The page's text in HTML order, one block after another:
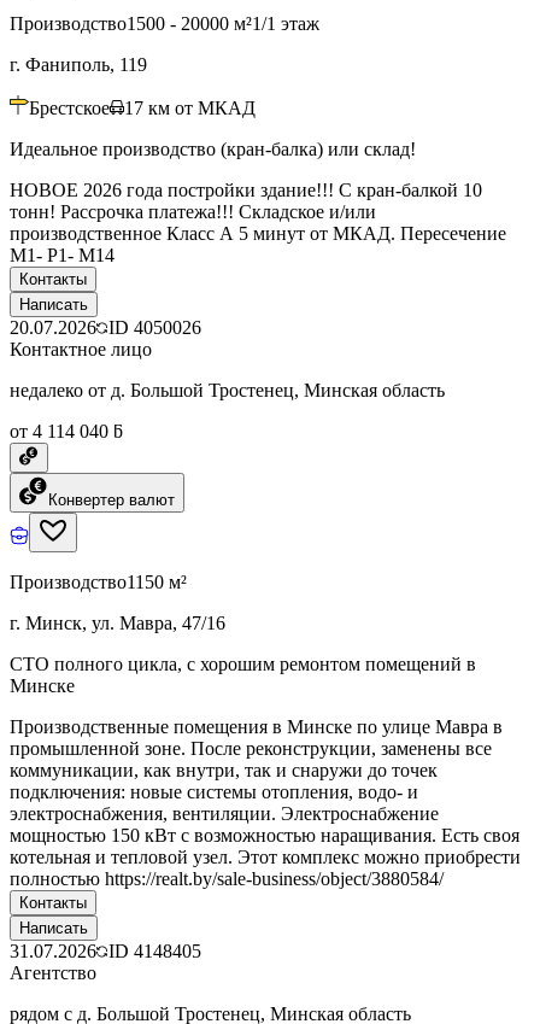
Производство1500 - 20000 м²1/1 этаж
г. Фаниполь, 119
Брестское 17 км от МКАД
Идеальное производство (кран-балка) или склад!
НОВОЕ 2026 года постройки здание!!! С кран-балкой 10
тонн! Рассрочка платежа!!! Складское и/или
производственное Класс А 5 минут от МКАД. Пересечение
М1- Р1- М14
Контакты
Написать
20.07.2026 ID 4050026
Контактное лицо
недалеко от д. Большой Тростенец, Минская область
от 4 114 040 ƃ
Конвертер валют
Производство1150 м²
г. Минск, ул. Мавра, 47/16
СТО полного цикла, с хорошим ремонтом помещений в
Минске
Производственные помещения в Минске по улице Мавра в
промышленной зоне. После реконструкции, заменены все
коммуникации, как внутри, так и снаружи до точек
подключения: новые системы отопления, водо- и
электроснабжения, вентиляции. Электроснабжение
мощностью 150 кВт с возможностью наращивания. Есть своя
котельная и тепловой узел. Этот комплекс можно приобрести
полностью https://realt.by/sale-business/object/3880584/
Контакты
Написать
31.07.2026 ID 4148405
Агентство
рядом с д. Большой Тростенец, Минская область